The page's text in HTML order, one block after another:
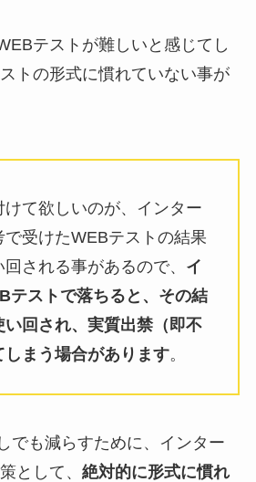
テストが難しいと感じてし
トの形式に慣れていない事が
けて欲しいのが、インター
で受けたWEBテストの結果
される事があるので、 イ
テストで落ちると、その結
回され、実質出禁（即不
まう場合があります。
でも減らすために、インター
として、 絶対的に形式に慣れ